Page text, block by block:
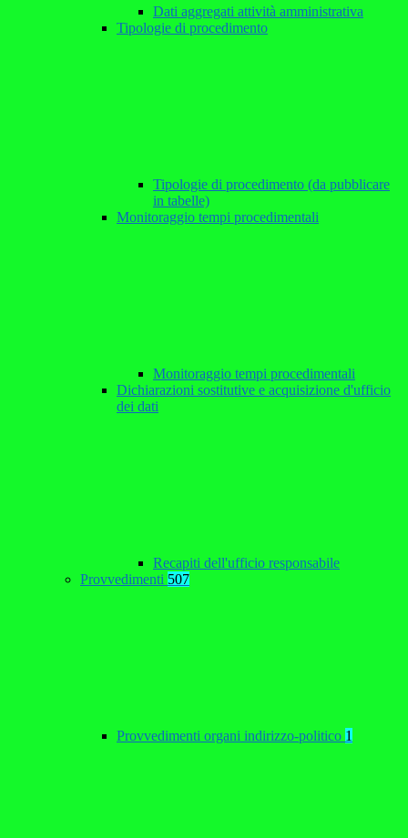
Dati aggregati attività amministrativa
Tipologie di procedimento
Tipologie di procedimento (da pubblicare
in tabelle)
Monitoraggio tempi procedimentali
Monitoraggio tempi procedimentali
Dichiarazioni sostitutive e acquisizione d'ufficio
dei dati
Recapiti dell'ufficio responsabile
Provvedimenti 507
Provvedimenti organi indirizzo-politico 1